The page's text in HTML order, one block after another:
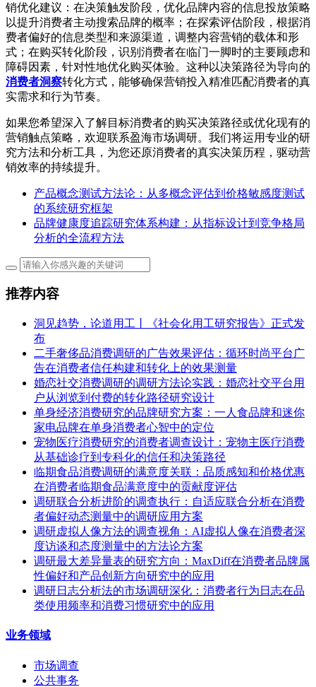
销优化建议：在决策触发阶段，优化品牌内容的信息投放策略
以提升消费者主动搜索品牌的概率；在探索评估阶段，根据消
费者偏好的信息类型和来源渠道，调整内容营销的载体和形
式；在购买转化阶段，识别消费者在临门一脚时的主要顾虑和
障碍因素，针对性地优化购买体验。这种以决策路径为导向的
消费者洞察转化方式，能够确保营销投入精准匹配消费者的真
实需求和行为节奏。
如果您希望深入了解目标消费者的购买决策路径或优化现有的
营销触点策略，欢迎联系盈海市场调研。我们将运用专业的研
究方法和分析工具，为您还原消费者的真实决策历程，驱动营
销效率的持续提升。
产品概念测试方法论：从多概念评估到价格敏感度测试
的系统研究框架
品牌健康度追踪研究体系构建：从指标设计到竞争格局
分析的全流程方法
推荐内容
洞见趋势，论道用工丨《社会化用工研究报告》正式发
布
二手奢侈品消费调研的广告效果评估：循环时尚平台广
告在消费者信任构建和转化上的效果测量
婚恋社交消费调研的调研方法论实践：婚恋社交平台用
户从浏览到付费的转化路径研究设计
单身经济消费研究的品牌研究方案：一人食品牌和迷你
家电品牌在单身消费者心智中的定位
宠物医疗消费研究的消费者调查设计：宠物主医疗消费
从基础诊疗到专科化的信任和决策路径
临期食品消费调研的满意度关联：品质感知和价格优惠
在消费者临期食品满意度中的贡献度评估
调研联合分析进阶的调查执行：自适应联合分析在消费
者偏好动态测量中的调研应用方案
调研虚拟人像方法的调查视角：AI虚拟人像在消费者深
度访谈和态度测量中的方法论方案
调研最大差异量表的研究方向：MaxDiff在消费者品牌属
性偏好和产品创新方向研究中的应用
调研日志分析法的市场调研深化：消费者行为日志在品
类使用频率和消费习惯研究中的应用
业务领域
市场调查
公共事务